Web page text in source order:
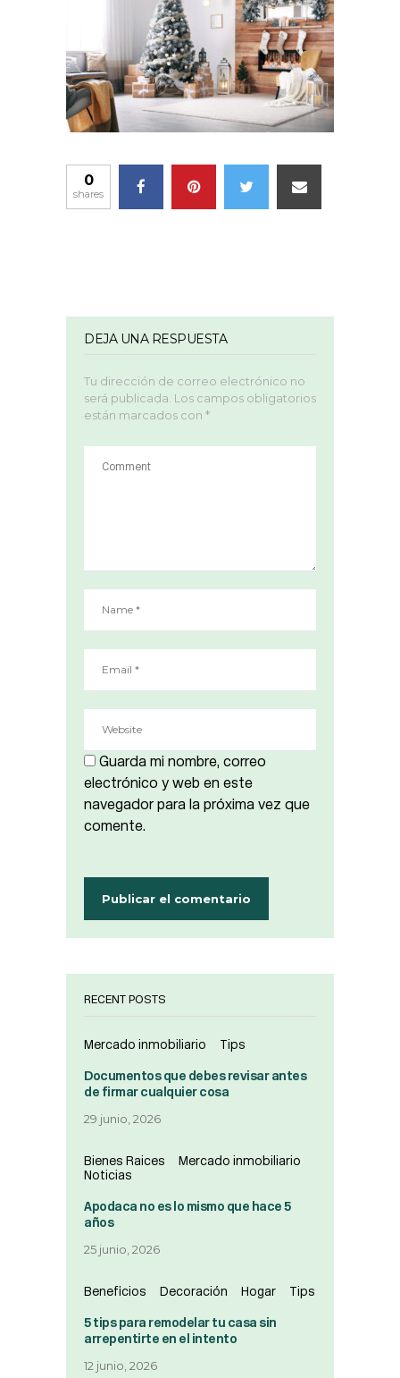
0
shares
DEJA UNA RESPUESTA
Tu dirección de correo electrónico no
será publicada. Los campos obligatorios
están marcados con *
Guarda mi nombre, correo
electrónico y web en este
navegador para la próxima vez que
comente.
RECENT POSTS
Mercado inmobiliario Tips
Documentos que debes revisar antes
de firmar cualquier cosa
29 junio, 2026
Bienes Raices
Mercado inmobiliario
Noticias
Apodaca no es lo mismo que hace 5
años
25 junio, 2026
Beneficios Decoración Hogar Tips
5 tips para remodelar tu casa sin
arrepentirte en el intento
12 junio, 2026